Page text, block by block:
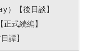
【後日談】
式続編】
譚】